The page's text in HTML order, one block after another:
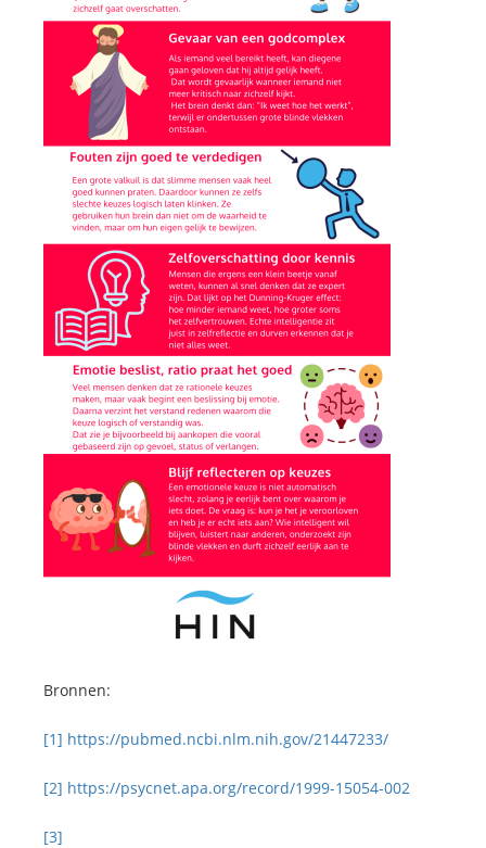
Bronnen:
[1] https://pubmed.ncbi.nlm.nih.gov/21447233/
[2] https://psycnet.apa.org/record/1999-15054-002
[3]